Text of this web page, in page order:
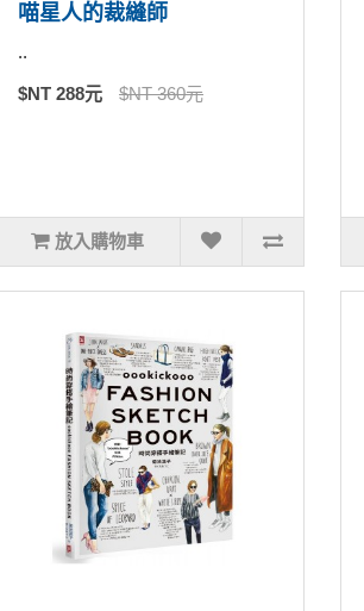
喵星人的裁縫師
..
$NT 288元 $NT 360元
放入購物車